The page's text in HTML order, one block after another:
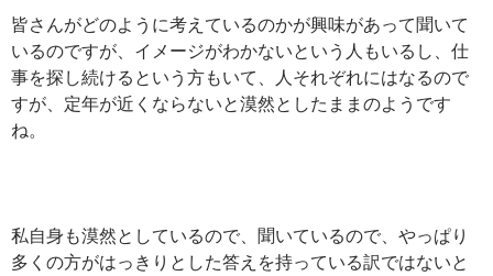
皆さんがどのように考えているのかが興味があって聞いて
いるのですが、イメージがわかないという人もいるし、仕
事を探し続けるという方もいて、人それぞれにはなるので
すが、定年が近くならないと漠然としたままのようです
ね。
私自身も漠然としているので、聞いているので、やっぱり
多くの方がはっきりとした答えを持っている訳ではないと